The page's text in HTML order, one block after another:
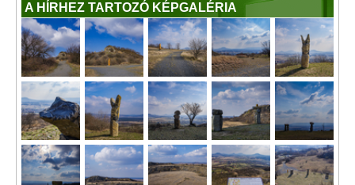
A HÍRHEZ TARTOZÓ KÉPGALÉRIA